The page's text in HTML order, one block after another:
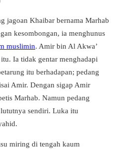
jagoan Khaibar bernama Marhab
kesombongan, ia menghunus
muslimin. Amir bin Al Akwa’
Ia tidak gentar menghadapi
itu berhadapan; pedang
Amir. Dengan sigap Amir
Marhab. Namun pedang
sendiri. Luka itu
miring di tengah kaum